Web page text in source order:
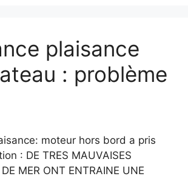
plaisance
: problème
moteur hors bord a pris
: DE TRES MAUVAISES
MER ONT ENTRAINE UNE